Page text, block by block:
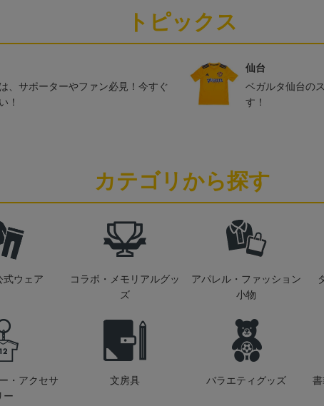
トピックス
、サポーターやファン必見！今すぐ
！
仙台
ベガルタ仙台の
す！
カテゴリから探す
式ウェア
コラボ・メモリアルグッ
ズ
アパレル・ファッション
小物
・アクセサ
ー
文房具 バラエティグッズ